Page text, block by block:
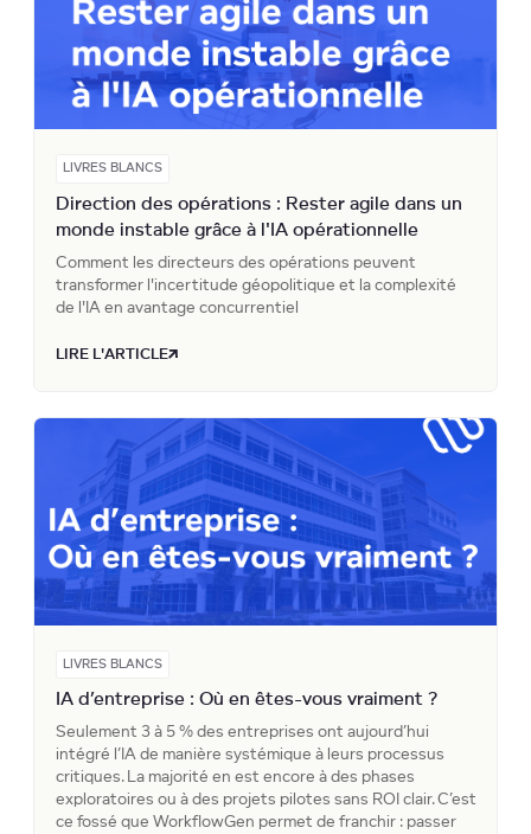
LIVRES BLANCS
Direction des opérations : Rester agile dans un
monde instable grâce à l'IA opérationnelle
Comment les directeurs des opérations peuvent
transformer l'incertitude géopolitique et la complexité
de l'IA en avantage concurrentiel
LIRE L'ARTICLE
LIVRES BLANCS
IA d’entreprise : Où en êtes-vous vraiment ?
Seulement 3 à 5 % des entreprises ont aujourd’hui
intégré l’IA de manière systémique à leurs processus
critiques. La majorité en est encore à des phases
exploratoires ou à des projets pilotes sans ROI clair. C’est
ce fossé que WorkflowGen permet de franchir : passer